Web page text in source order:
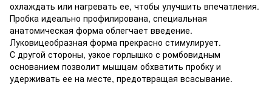
охлаждать или нагревать ее, чтобы улучшить впечатления.
Пробка идеально профилирована, специальная
анатомическая форма облегчает введение.
Луковицеобразная форма прекрасно стимулирует.
С другой стороны, узкое горлышко с ромбовидным
основанием позволит мышцам обхватить пробку и
удерживать ее на месте, предотвращая всасывание.